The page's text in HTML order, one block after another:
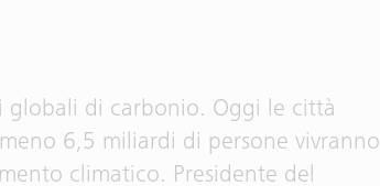
globali di carbonio. Oggi le città
6,5 miliardi di persone vivranno
climatico. Presidente del